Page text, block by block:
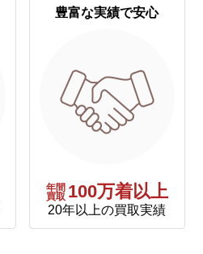
豊富な実績で安心
年間
買取 100万着以上
20年以上の買取実績